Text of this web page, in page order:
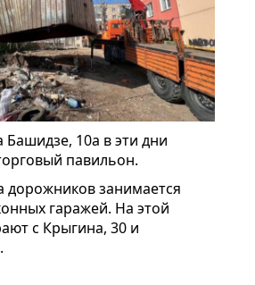
Башидзе, 10а в эти дни
павильон.
дорожников занимается
гаражей. На этой
с Крыгина, 30 и